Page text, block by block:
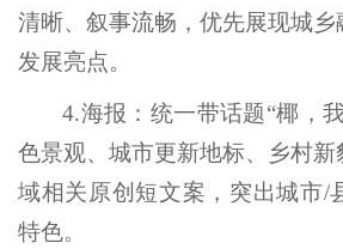
清晰、叙事流畅，优先展现城
发展亮点。
4.海报：统一带话题“椰，
色景观、城市更新地标、乡村
域相关原创短文案，突出城市/
特色。